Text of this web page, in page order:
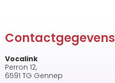
Contactgegevens
Vocalink
Perron 12,
6591 TG Gennep